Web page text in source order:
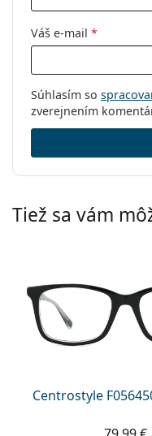
Váš e-mail *
Súhlasím so
zverejnením
Tiež sa vám
Centrostyle